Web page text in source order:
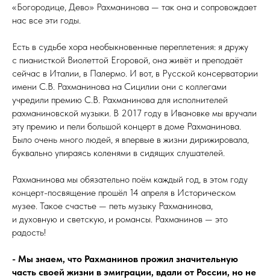
«Богородице, Дево» Рахманинова — так она и сопровождает
нас все эти годы.
Есть в судьбе хора необыкновенные переплетения: я дружу
с пианисткой Виолеттой Егоровой, она живёт и преподаёт
сейчас в Италии, в Палермо. И вот, в Русской консерватории
имени С.В. Рахманинова на Сицилии они с коллегами
учредили премию С.В. Рахманинова для исполнителей
рахманиновской музыки. В 2017 году в Ивановке мы вручали
эту премию и пели большой концерт в доме Рахманинова.
Было очень много людей, я впервые в жизни дирижировала,
буквально упираясь коленями в сидящих слушателей.
Рахманинова мы обязательно поём каждый год, в этом году
концерт-посвящение прошёл 14 апреля в Историческом
музее. Такое счастье — петь музыку Рахманинова,
и духовную и светскую, и романсы. Рахманинов — это
радость!
- Мы знаем, что Рахманинов прожил значительную
часть своей жизни в эмиграции, вдали от России, но не